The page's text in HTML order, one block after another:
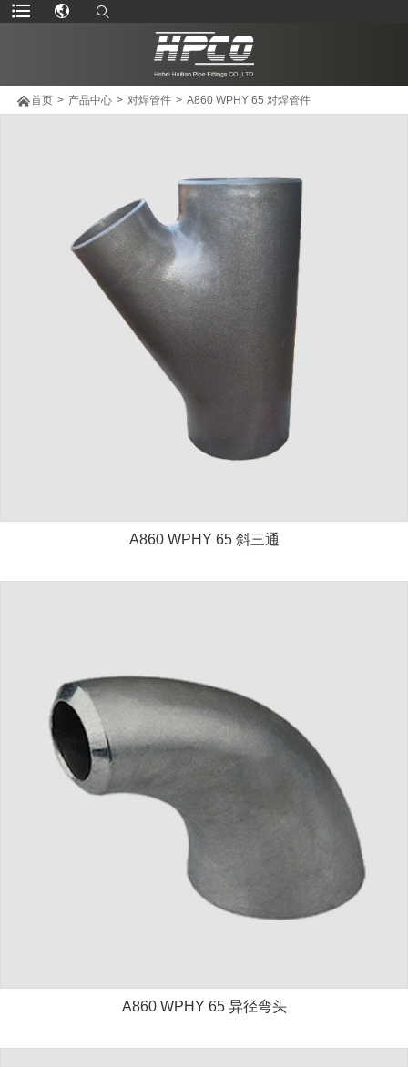
首页 > 产品中心 > 对焊管件 > A860 WPHY 65 对焊管件
A860 WPHY 65 斜三通
A860 WPHY 65 异径弯头